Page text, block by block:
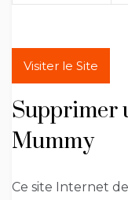
Visiter le Site
Supprimer
Mummy
Ce site Internet